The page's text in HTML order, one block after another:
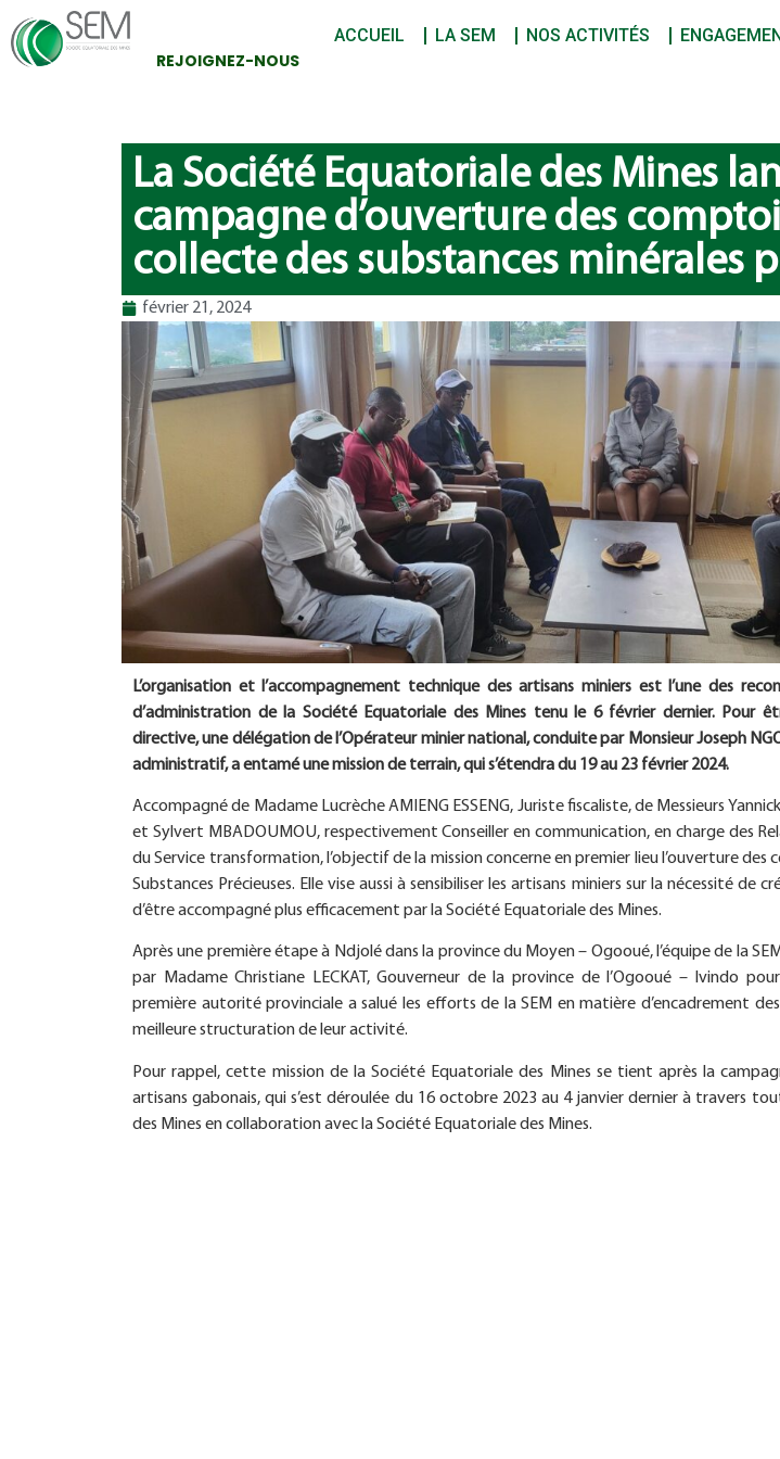
REJOIGNEZ-NOUS
ACCUEIL LA SEM NOS ACTIVITÉS
La Société Equatoriale des Mines
campagne d’ouverture des
collecte des substances minérales
février 21, 2024
L’organisation et l’accompagnement technique des artisans miniers est l’une des
d’administration de la Société Equatoriale des Mines tenu le 6 février dernier. Pour
directive, une délégation de l’Opérateur minier national, conduite par Monsieur Joseph
administratif, a entamé une mission de terrain, qui s’étendra du 19 au 23 février 2024.
Accompagné de Madame Lucrèche AMIENG ESSENG, Juriste fiscaliste, de Messieurs
et Sylvert MBADOUMOU, respectivement Conseiller en communication, en charge des
du Service transformation, l’objectif de la mission concerne en premier lieu l’ouverture des
Substances Précieuses. Elle vise aussi à sensibiliser les artisans miniers sur la nécessité de
d’être accompagné plus efficacement par la Société Equatoriale des Mines.
Après une première étape à Ndjolé dans la province du Moyen – Ogooué, l’équipe de la
par Madame Christiane LECKAT, Gouverneur de la province de l’Ogooué – Ivindo
première autorité provinciale a salué les efforts de la SEM en matière d’encadrement
meilleure structuration de leur activité.
Pour rappel, cette mission de la Société Equatoriale des Mines se tient après la
artisans gabonais, qui s’est déroulée du 16 octobre 2023 au 4 janvier dernier à travers
des Mines en collaboration avec la Société Equatoriale des Mines.